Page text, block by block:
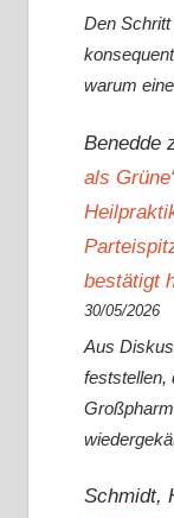
Den
warum
Benedde
als
bestätigt
30/05/2026
Aus
feststellen,
Schmidt,